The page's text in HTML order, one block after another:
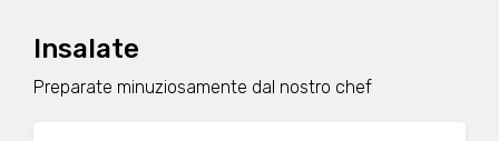
Insalate
Preparate minuziosamente dal nostro chef